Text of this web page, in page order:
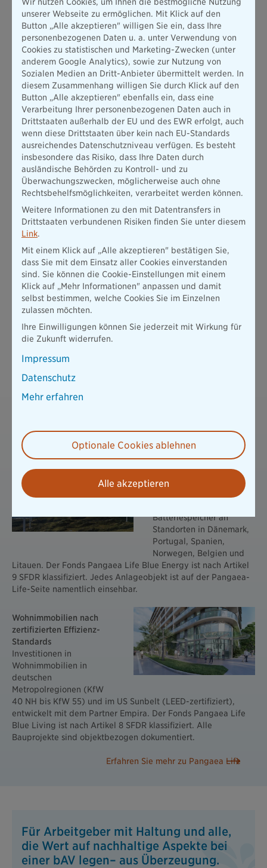
Fakt 1 - Nachhaltige Anlage
Das Sicherungsvermögen der BL
Bayerischen Lebensversicherung AG ist
durch das ESG-Analysehaus Zielke
Research Consult nach Artikel 8 der EU
Offenlegungs-VO klassifiziert – eine
Besonderheit im deutschen
Versicherungsmarkt. Im Rahmen der
freien Fondsanlage wird ausschließlich in
Fonds im Sinne von Art. 8 und 9
OffenlegungsVO investiert.
Fakt 2 - Reale Sachwerte durch
Pangaea Life
Direkte Investitionen in Erneuerbare
Energien und energieeffiziente
Fondslabels.
Fakt 3 - Gemanagtes Portfolio
Nur Art. 8 und 9 Fonds - für Kunden, die
eine verantwortungsbewusste und
komfortable Lösung suchen und sich um
nichts kümmern wollen.
Die Sachwerte von Pangaea Life
Investments in Sachwerte der wichtigsten nachhaltigen
Zukunftssektoren
Erneuerbare Energien
Direkte Investitionen in
Batteriespeicher an
Standorten in Dänemark,
Portugal, Spanien,
Norwegen, Belgien und
Litauen. Der Fonds Pangaea Life Blue Energy ist nach Artikel
9 SFDR klassifiziert. Jedes Anlageobjekt ist auf der Pangaea-
Life-Seite namentlich einsehbar.
Wohnimmobilien nach
zertifizierten Effizienz-
Standards
Investitionen in
Wohnimmobilien in
deutschen
Metropolregionen (KfW
40 NH bis KfW 55) und im US Sunbelt (LEED-zertifiziert),
entwickelt mit dem Partner Empira. Der Fonds Pangaea Life
Blue Living ist nach Artikel 8 SFDR klassifiziert. Alle
Bauprojekte sind objektbezogen dokumentiert.
Erfahren Sie mehr zu Pangaea Life
Für Arbeitgeber mit Haltung und alle,
die Wert auf nachhaltige Aspekte bei
einer bAV legen– aus Überzeugung.
unserer Webseite zu ermöglichen. Mit Klick auf den
Button „Alle akzeptieren" willigen Sie ein, dass Ihre
personenbezogenen Daten u. a. unter Verwendung von
Cookies zu statistischen und Marketing-Zwecken (unter
anderem Google Analytics), sowie zur Nutzung von
Sozialen Medien an Dritt-Anbieter übermittelt werden. In
diesem Zusammenhang willigen Sie durch Klick auf den
Button „Alle akzeptieren" ebenfalls ein, dass eine
Verarbeitung Ihrer personenbezogenen Daten auch in
Drittstaaten außerhalb der EU und des EWR erfolgt, auch
wenn diese Drittstaaten über kein nach EU-Standards
ausreichendes Datenschutzniveau verfügen. Es besteht
insbesondere das Risiko, dass Ihre Daten durch
ausländische Behörden zu Kontroll- und zu
Überwachungszwecken, möglicherweise auch ohne
Rechtsbehelfsmöglichkeiten, verarbeitet werden können.
Weitere Informationen zu den mit Datentransfers in
Drittstaaten verbundenen Risiken finden Sie unter diesem
Link.
Mit einem Klick auf „Alle akzeptieren" bestätigen Sie,
dass Sie mit dem Einsatz aller Cookies einverstanden
sind. Sie können die Cookie-Einstellungen mit einem
Klick auf „Mehr Informationen" anpassen und damit
selbst bestimmen, welche Cookies Sie im Einzelnen
zulassen möchten.
Ihre Einwilligungen können Sie jederzeit mit Wirkung für
die Zukunft widerrufen.
Impressum
Datenschutz
Mehr erfahren
Optionale Cookies ablehnen
Alle akzeptieren